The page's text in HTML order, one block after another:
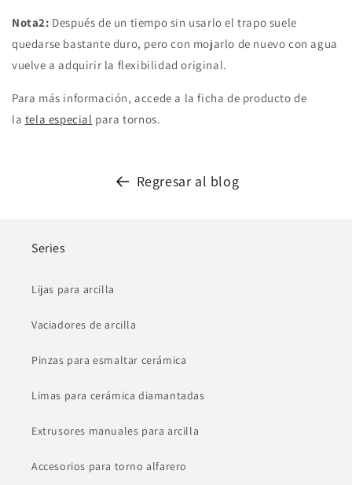
Nota2: Después de un tiempo sin usarlo el trapo suele
quedarse bastante duro, pero con mojarlo de nuevo con agua
vuelve a adquirir la flexibilidad original.
Para más información, accede a la ficha de producto de
la tela especial para tornos.
Regresar al blog
Series
Lijas para arcilla
Vaciadores de arcilla
Pinzas para esmaltar cerámica
Limas para cerámica diamantadas
Extrusores manuales para arcilla
Accesorios para torno alfarero